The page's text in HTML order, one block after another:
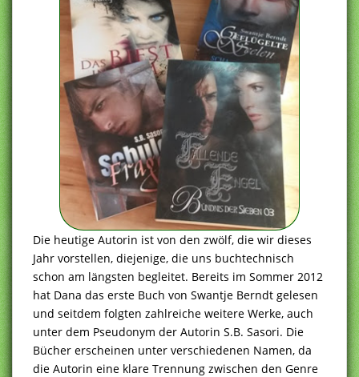
Die heutige Autorin ist von den zwölf, die wir dieses
Jahr vorstellen, diejenige, die uns buchtechnisch
schon am längsten begleitet. Bereits im Sommer 2012
hat Dana das erste Buch von Swantje Berndt gelesen
und seitdem folgten zahlreiche weitere Werke, auch
unter dem Pseudonym der Autorin S.B. Sasori. Die
Bücher erscheinen unter verschiedenen Namen, da
die Autorin eine klare Trennung zwischen den Genre